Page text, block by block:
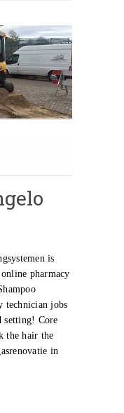
is
pharmacy
technician jobs
setting! Core
the hair the
in